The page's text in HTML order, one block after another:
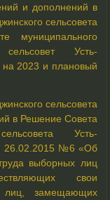
и дополнений в
сельсовета
сельсовет Усть-
на 2023 и плановый
сельсовета
в Решение Совета
Усть-
26.02.2015 №6 «Об
выборных лиц
свои
лиц, замещающих